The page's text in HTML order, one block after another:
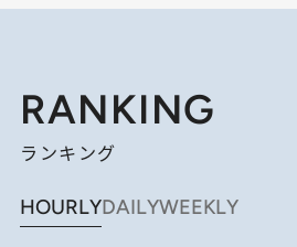
RANKING
ランキング
HOURLYDAILYWEEKLY